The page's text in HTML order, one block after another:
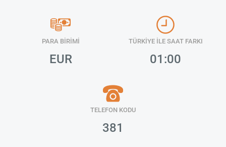
PARA BİRİMİ
EUR
TÜRKİYE İLE SAAT FARKI
01:00
TELEFON KODU
381